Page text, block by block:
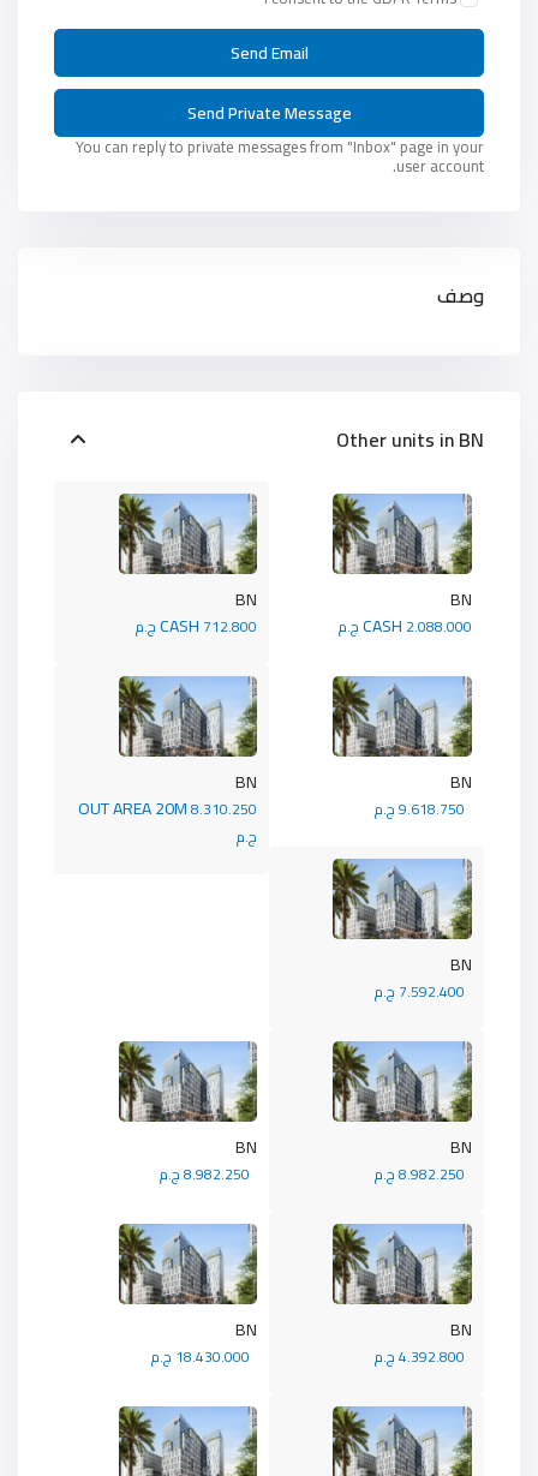
وصف
Other units inBN
BN
CASH 712.800 ج.م
BN
CASH 2.088.000 ج.م
BN
OUT AREA 20M8.310.250
ج.م
BN
BN
BN BN
BN BN
You can reply to private messages from "Inbox" page in your
user account.